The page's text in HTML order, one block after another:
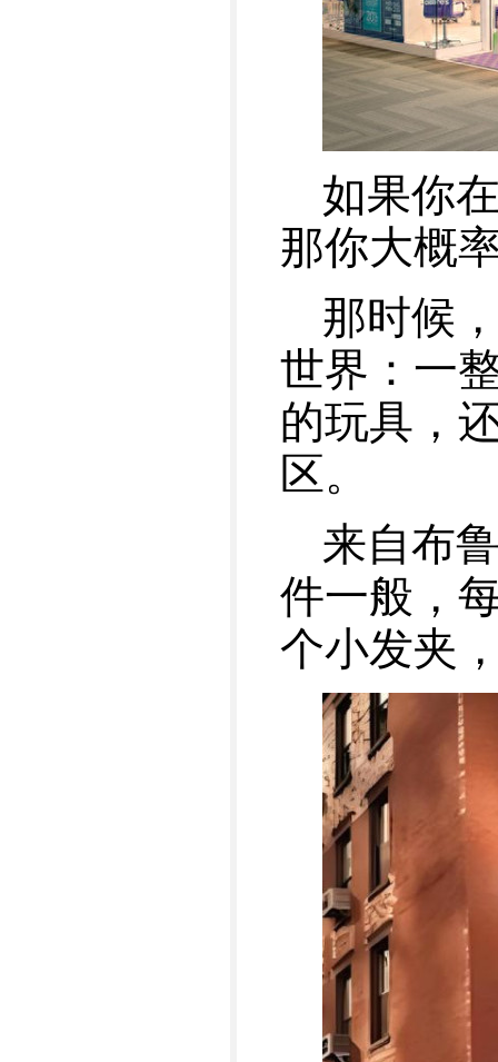
如果你
那你大概
那时候
世界：一
的玩具，
区。
来自布
件一般，
个小发夹